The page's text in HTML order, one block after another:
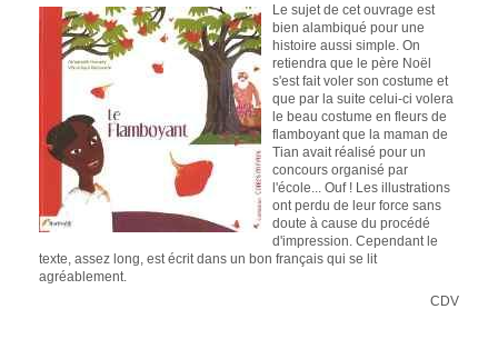
Le sujet de cet ouvrage est
bien alambiqué pour une
histoire aussi simple. On
retiendra que le père Noël
s'est fait voler son costume et
que par la suite celui-ci volera
le beau costume en fleurs de
flamboyant que la maman de
Tian avait réalisé pour un
concours organisé par
l'école... Ouf ! Les illustrations
ont perdu de leur force sans
doute à cause du procédé
d'impression. Cependant le
texte, assez long, est écrit dans un bon français qui se lit
agréablement.
CDV